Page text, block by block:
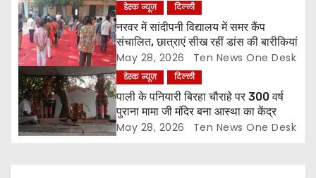
i
o
n
डेस्क न्यूज़ दिल्ली
नरवर में सांदीपनी विद्यालय में समर कैंप
संचालित, छात्राएं सीख रहीं डांस की बारीकियां
May 28, 2026 Ten News One Desk
डेस्क न्यूज़ दिल्ली
पाली के पनियारी बिरहा चौराहे पर 300 वर्ष
पुराना मामा जी मंदिर बना आस्था का केंद्र
May 28, 2026 Ten News One Desk